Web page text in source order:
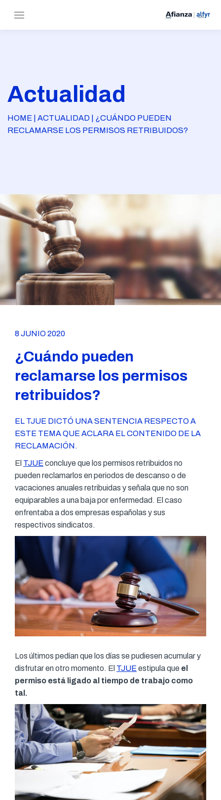
Actualidad
HOME | ACTUALIDAD | ¿CUÁNDO PUEDEN
RECLAMARSE LOS PERMISOS RETRIBUIDOS?
8 JUNIO 2020
¿Cuándo pueden
reclamarse los permisos
retribuidos?
EL TJUE DICTÓ UNA SENTENCIA RESPECTO A
ESTE TEMA QUE ACLARA EL CONTENIDO DE LA
RECLAMACIÓN.
El TJUE concluye que los permisos retribuidos no
pueden reclamarlos en periodos de descanso o de
vacaciones anuales retribuidas y señala que no son
equiparables a una baja por enfermedad. El caso
enfrentaba a dos empresas españolas y sus
respectivos sindicatos.
Los últimos pedían que los días se pudiesen acumular y
disfrutar en otro momento. El TJUE estipula que el
permiso está ligado al tiempo de trabajo como
tal.